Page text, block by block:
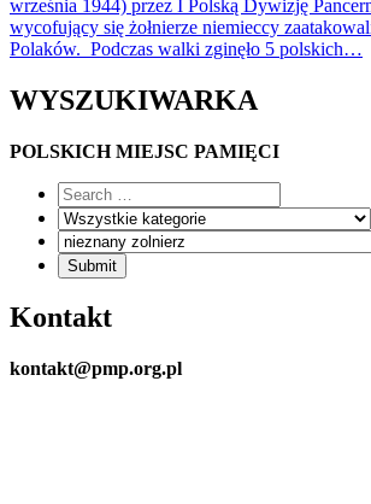
września 1944) przez I Polską Dywizję
wycofujący się żołnierze niemieccy
Polaków. Podczas walki zginęło 5 polskich…
WYSZUKIWARKA
POLSKICH MIEJSC PAMIĘCI
Kontakt
kontakt@pmp.org.pl